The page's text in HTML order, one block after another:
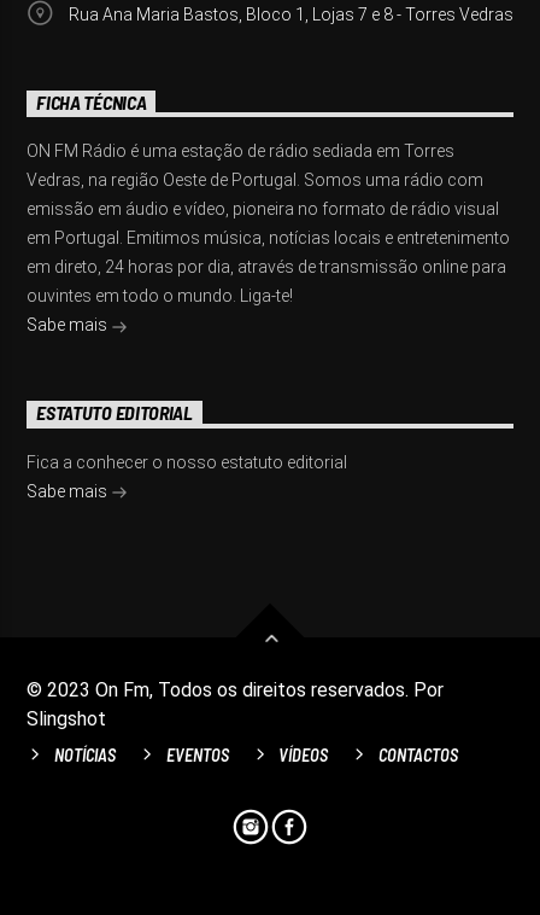
Rua Ana Maria Bastos, Bloco 1, Lojas 7 e 8 - Torres Vedras
FICHA TÉCNICA
ON FM Rádio é uma estação de rádio sediada em Torres
Vedras, na região Oeste de Portugal. Somos uma rádio com
emissão em áudio e vídeo, pioneira no formato de rádio visual
em Portugal. Emitimos música, notícias locais e entretenimento
em direto, 24 horas por dia, através de transmissão online para
ouvintes em todo o mundo. Liga-te!
Sabe mais
ESTATUTO EDITORIAL
Fica a conhecer o nosso estatuto editorial
Sabe mais
© 2023 On Fm, Todos os direitos reservados. Por
Slingshot
NOTÍCIAS EVENTOS VÍDEOS CONTACTOS